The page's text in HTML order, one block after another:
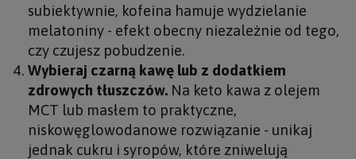
subiektywnie, kofeina hamuje wydzielanie
melatoniny - efekt obecny niezależnie od tego,
czy czujesz pobudzenie.
Wybieraj czarną kawę lub z dodatkiem
zdrowych tłuszczów. Na keto kawa z olejem
MCT lub masłem to praktyczne,
niskowęglowodanowe rozwiązanie - unikaj
jednak cukru i syropów, które zniwelują